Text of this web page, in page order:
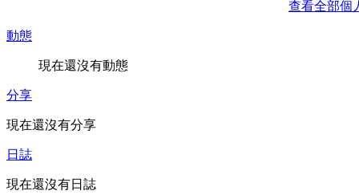
查看全部個
動態
現在還沒有動態
分享
現在還沒有分享
日誌
現在還沒有日誌